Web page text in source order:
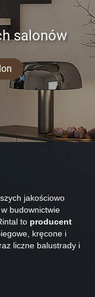
salonów
jakościowo
budownictwie
to producent
kręcone i
liczne balustrady i